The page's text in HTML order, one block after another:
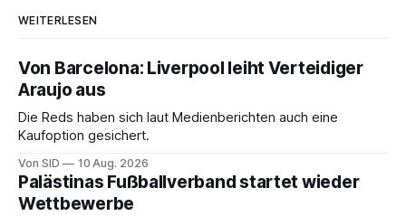
WEITERLESEN
Von Barcelona: Liverpool leiht Verteidiger
Araujo aus
Die Reds haben sich laut Medienberichten auch eine
Kaufoption gesichert.
Von SID 10 Aug. 2026
Palästinas Fußballverband startet wieder
Wettbewerbe